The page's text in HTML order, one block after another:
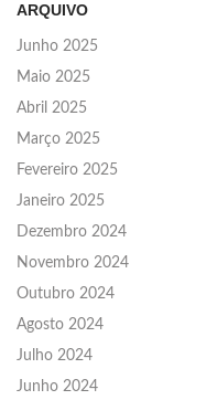
ARQUIVO
Junho 2025
Maio 2025
Abril 2025
Março 2025
Fevereiro 2025
Janeiro 2025
Dezembro 2024
Novembro 2024
Outubro 2024
Agosto 2024
Julho 2024
Junho 2024